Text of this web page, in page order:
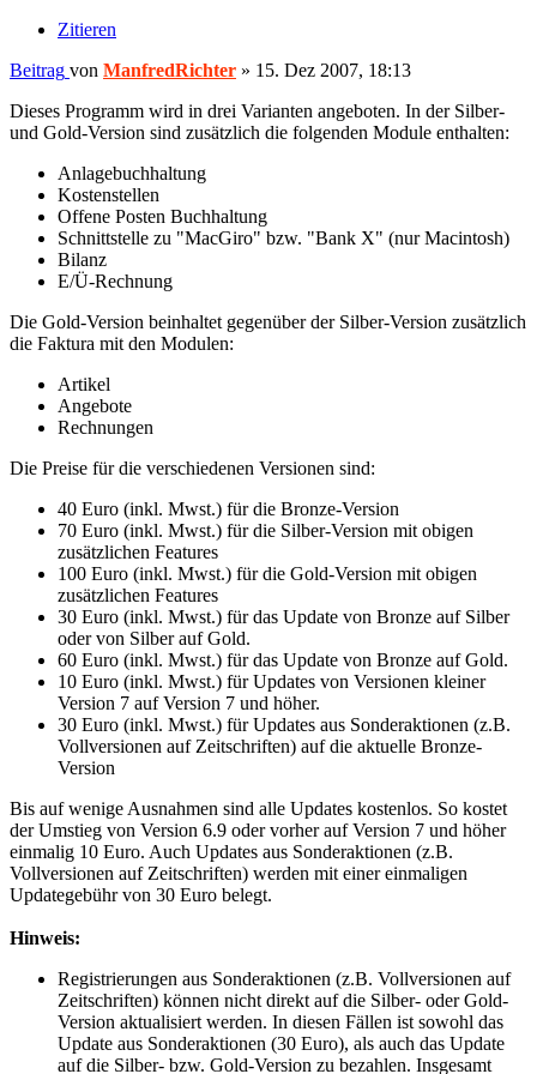
Zitieren
Beitrag von ManfredRichter » 15. Dez 2007, 18:13
Dieses Programm wird in drei Varianten angeboten. In der Silber-
und Gold-Version sind zusätzlich die folgenden Module enthalten:
Anlagebuchhaltung
Kostenstellen
Offene Posten Buchhaltung
Schnittstelle zu "MacGiro" bzw. "Bank X" (nur Macintosh)
Bilanz
E/Ü-Rechnung
Die Gold-Version beinhaltet gegenüber der Silber-Version zusätzlich
die Faktura mit den Modulen:
Artikel
Angebote
Rechnungen
Die Preise für die verschiedenen Versionen sind:
40 Euro (inkl. Mwst.) für die Bronze-Version
70 Euro (inkl. Mwst.) für die Silber-Version mit obigen
zusätzlichen Features
100 Euro (inkl. Mwst.) für die Gold-Version mit obigen
zusätzlichen Features
30 Euro (inkl. Mwst.) für das Update von Bronze auf Silber
oder von Silber auf Gold.
60 Euro (inkl. Mwst.) für das Update von Bronze auf Gold.
10 Euro (inkl. Mwst.) für Updates von Versionen kleiner
Version 7 auf Version 7 und höher.
30 Euro (inkl. Mwst.) für Updates aus Sonderaktionen (z.B.
Vollversionen auf Zeitschriften) auf die aktuelle Bronze-
Version
Bis auf wenige Ausnahmen sind alle Updates kostenlos. So kostet
der Umstieg von Version 6.9 oder vorher auf Version 7 und höher
einmalig 10 Euro. Auch Updates aus Sonderaktionen (z.B.
Vollversionen auf Zeitschriften) werden mit einer einmaligen
Updategebühr von 30 Euro belegt.
Hinweis:
Registrierungen aus Sonderaktionen (z.B. Vollversionen auf
Zeitschriften) können nicht direkt auf die Silber- oder Gold-
Version aktualisiert werden. In diesen Fällen ist sowohl das
Update aus Sonderaktionen (30 Euro), als auch das Update
auf die Silber- bzw. Gold-Version zu bezahlen. Insgesamt